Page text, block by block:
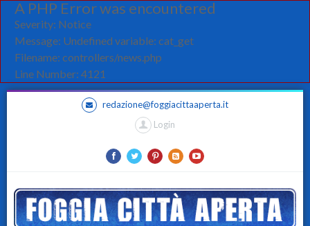
A PHP Error was encountered
Severity: Notice
Message: Undefined variable: cat_get
Filename: controllers/news.php
Line Number: 4121
redazione@foggiacittaaperta.it
Login